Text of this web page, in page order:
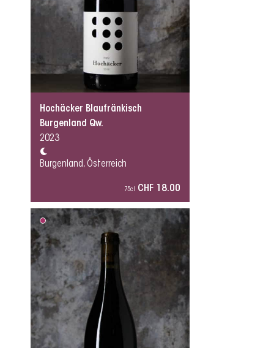
Hochäcker Blaufränkisch
Burgenland Qw.
2023
Burgenland, Österreich
75cl CHF 18.00